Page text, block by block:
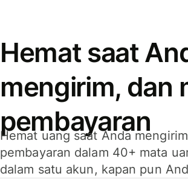
Hemat saat
mengirim, dan
pembayaran
Hemat uang saat Anda
pembayaran dalam 40+ mata
dalam satu akun, kapan pun